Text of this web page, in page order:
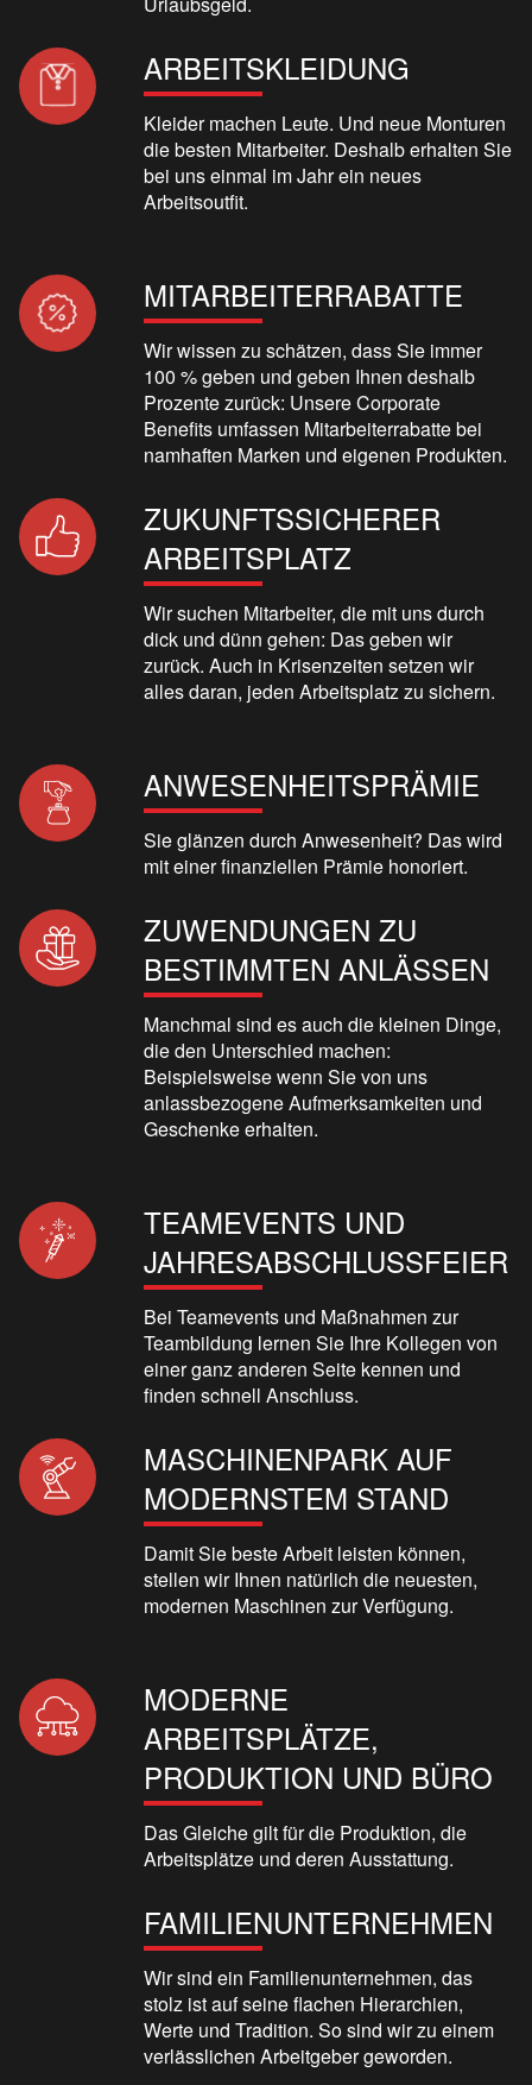
ARBEITSKLEIDUNG
Kleider machen Leute. Und neue Monturen
die besten Mitarbeiter. Deshalb erhalten Sie
bei uns einmal im Jahr ein neues
Arbeitsoutfit.
MITARBEITERRABATTE
Wir wissen zu schätzen, dass Sie immer
100 % geben und geben Ihnen deshalb
Prozente zurück: Unsere Corporate
Benefits umfassen Mitarbeiterrabatte bei
namhaften Marken und eigenen Produkten.
ZUKUNFTSSICHERER
ARBEITSPLATZ
Wir suchen Mitarbeiter, die mit uns durch
dick und dünn gehen: Das geben wir
zurück. Auch in Krisenzeiten setzen wir
alles daran, jeden Arbeitsplatz zu sichern.
ANWESENHEITSPRÄMIE
Sie glänzen durch Anwesenheit? Das wird
mit einer finanziellen Prämie honoriert.
ZUWENDUNGEN ZU
BESTIMMTEN ANLÄSSEN
Manchmal sind es auch die kleinen Dinge,
die den Unterschied machen:
Beispielsweise wenn Sie von uns
anlassbezogene Aufmerksamkeiten und
Geschenke erhalten.
TEAMEVENTS UND
JAHRESABSCHLUSSFEIER
Bei Teamevents und Maßnahmen zur
Teambildung lernen Sie Ihre Kollegen von
einer ganz anderen Seite kennen und
finden schnell Anschluss.
MASCHINENPARK AUF
MODERNSTEM STAND
Damit Sie beste Arbeit leisten können,
stellen wir Ihnen natürlich die neuesten,
modernen Maschinen zur Verfügung.
MODERNE
ARBEITSPLÄTZE,
PRODUKTION UND BÜRO
Das Gleiche gilt für die Produktion, die
Arbeitsplätze und deren Ausstattung.
FAMILIENUNTERNEHMEN
Wir sind ein Familienunternehmen, das
stolz ist auf seine flachen Hierarchien,
Werte und Tradition. So sind wir zu einem
verlässlichen Arbeitgeber geworden.